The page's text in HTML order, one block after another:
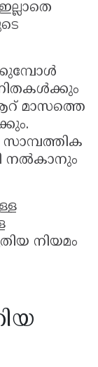
മാസത്തെ
നൽകാനും
നിയമം